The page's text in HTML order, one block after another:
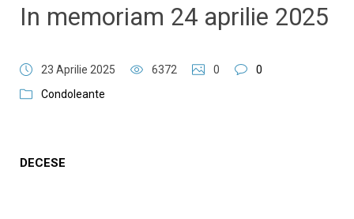
In memoriam 24 aprilie 2025
23 Aprilie 2025 6372 0
0
Condoleante
DECESE